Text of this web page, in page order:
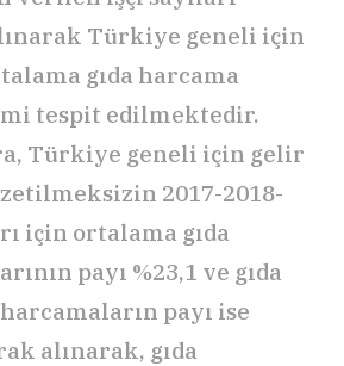
Türkiye geneli için
gıda harcama
tespit edilmektedir.
Türkiye geneli için gelir
2017-2018-
için ortalama gıda
payı %23,1 ve gıda
harcamaların payı ise
alınarak, gıda